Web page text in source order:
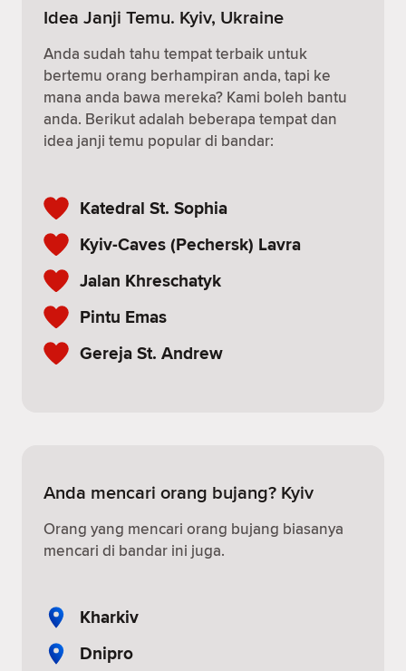
Idea Janji Temu. Kyiv, Ukraine
Anda sudah tahu tempat terbaik untuk
bertemu orang berhampiran anda, tapi ke
mana anda bawa mereka? Kami boleh bantu
anda. Berikut adalah beberapa tempat dan
idea janji temu popular di bandar:
Katedral St. Sophia
Kyiv-Caves (Pechersk) Lavra
Jalan Khreschatyk
Pintu Emas
Gereja St. Andrew
Anda mencari orang bujang? Kyiv
Orang yang mencari orang bujang biasanya
mencari di bandar ini juga.
Kharkiv
Dnipro